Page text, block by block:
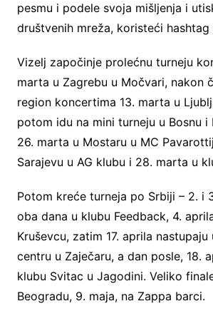
pesmu i podele svoja mišljenja i
društvenih mreža, koristeći hashtag
Vizelj započinje prolećnu turneju
marta u Zagrebu u Močvari, nakon
region koncertima 13. marta u
potom idu na mini turneju u Bosnu i
26. marta u Mostaru u MC
Sarajevu u AG klubu i 28. marta u
Potom kreće turneja po Srbiji – 2. i
oba dana u klubu Feedback, 4.
Kruševcu, zatim 17. aprila nastupaju
centru u Zaječaru, a dan posle, 18.
klubu Svitac u Jagodini. Veliko
Beogradu, 9. maja, na Zappa barci.